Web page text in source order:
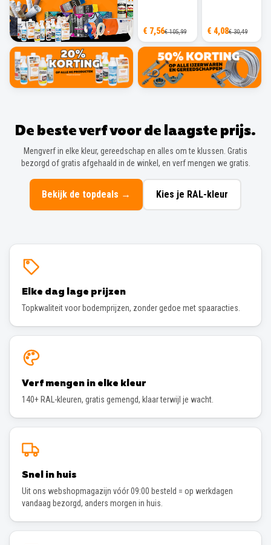
€ 7,56€ 105,99 € 4,08€ 30,49
De beste verf voor de laagste prijs.
Mengverf in elke kleur, gereedschap en alles om te klussen. Gratis
bezorgd of gratis afgehaald in de winkel, en verf mengen we gratis.
Bekijk de topdeals → Kies je RAL-kleur
Elke dag lage prijzen
Topkwaliteit voor bodemprijzen, zonder gedoe met spaaracties.
Verf mengen in elke kleur
140+ RAL-kleuren, gratis gemengd, klaar terwijl je wacht.
Snel in huis
Uit ons webshopmagazijn vóór 09:00 besteld = op werkdagen
vandaag bezorgd, anders morgen in huis.